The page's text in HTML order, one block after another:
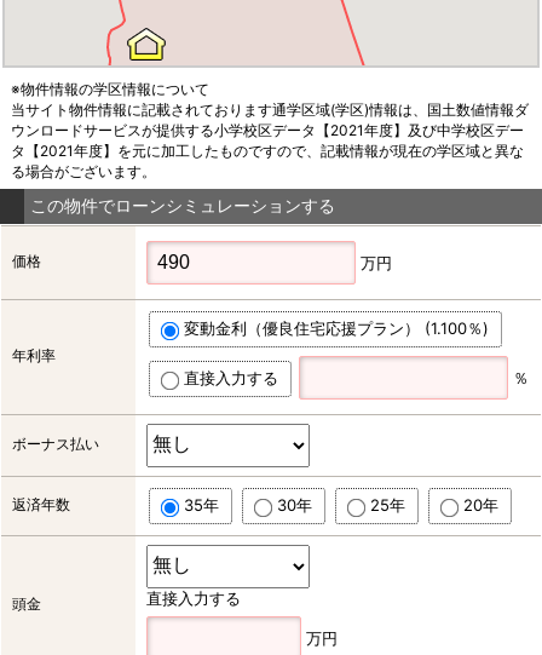
※物件情報の学区情報について
当サイト物件情報に記載されております通学区域(学区)情報は、国土数値情報ダ
ウンロードサービスが提供する小学校区データ【2021年度】及び中学校区デー
タ【2021年度】を元に加工したものですので、記載情報が現在の学区域と異な
る場合がございます。
この物件でローンシミュレーションする
価格 万円
年利率
変動金利（優良住宅応援プラン） (1.100％)
直接入力する ％
ボーナス払い
返済年数 35年 30年 25年 20年
頭金 直接入力する
万円